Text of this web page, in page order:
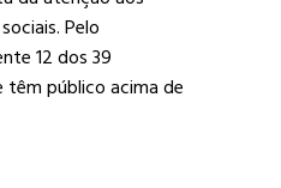
Pelo
12 dos 39
têm público acima de